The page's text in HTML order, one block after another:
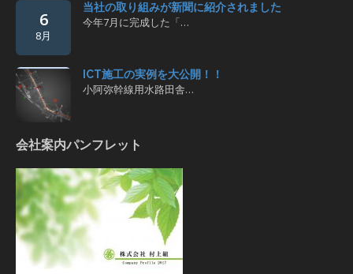
6
8月
当社の取り組みが新聞に紹介されました
今年7月に完成した「…
ICT施工の実例を大公開！！
小阿弥幹線用水路田舎…
会社案内パンフレット